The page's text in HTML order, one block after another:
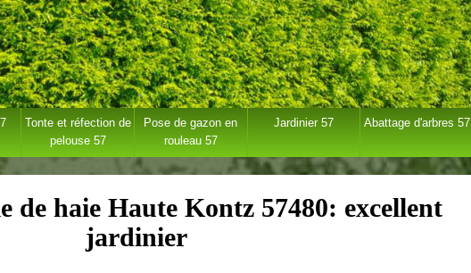
Tonte et réfection de
pelouse 57
Pose de gazon en
rouleau 57
Jardinier 57 Abattage d'arbres 57
de haie Haute Kontz 57480: excellent
jardinier